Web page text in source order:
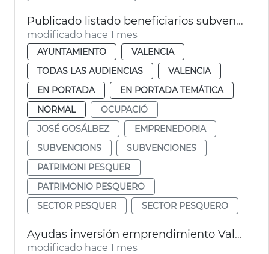
Publicado listado beneficiarios subvenciones patrimonio pesquero 2026 València
modificado hace 1 mes
AYUNTAMIENTO
VALENCIA
TODAS LAS AUDIENCIAS
VALENCIA
EN PORTADA
EN PORTADA TEMÁTICA
NORMAL
OCUPACIÓ
JOSÉ GOSÁLBEZ
EMPRENEDORIA
SUBVENCIONS
SUBVENCIONES
PATRIMONI PESQUER
PATRIMONIO PESQUERO
SECTOR PESQUER
SECTOR PESQUERO
Ayudas inversión emprendimiento València
modificado hace 1 mes